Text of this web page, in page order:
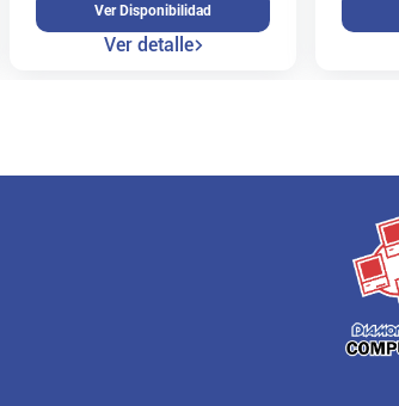
Ver Disponibilidad
Ver detalle